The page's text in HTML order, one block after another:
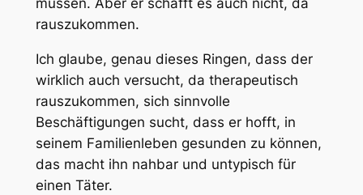
müssen. Aber er schafft es auch nicht, da
rauszukommen.
Ich glaube, genau dieses Ringen, dass der
wirklich auch versucht, da therapeutisch
rauszukommen, sich sinnvolle
Beschäftigungen sucht, dass er hofft, in
seinem Familienleben gesunden zu können,
das macht ihn nahbar und untypisch für
einen Täter.